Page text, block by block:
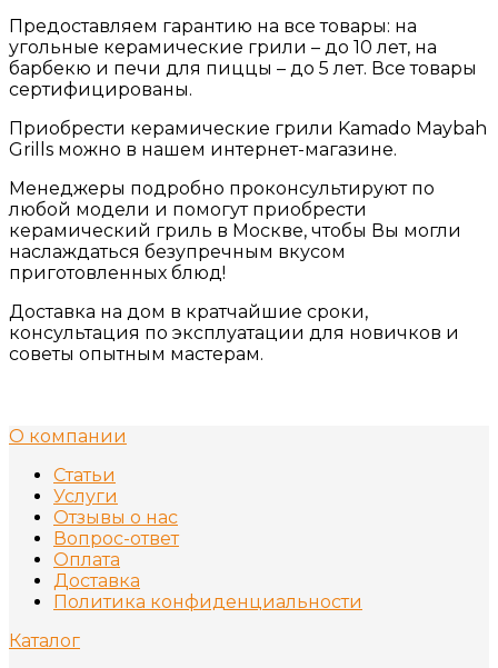
Предоставляем гарантию на все товары: на
угольные керамические грили – до 10 лет, на
барбекю и печи для пиццы – до 5 лет. Все товары
сертифицированы.
Приобрести керамические грили Kamado Maybah
Grills можно в нашем интернет-магазине.
Менеджеры подробно проконсультируют по
любой модели и помогут приобрести
керамический гриль в Москве, чтобы Вы могли
наслаждаться безупречным вкусом
приготовленных блюд!
Доставка на дом в кратчайшие сроки,
консультация по эксплуатации для новичков и
советы опытным мастерам.
О компании
Статьи
Услуги
Отзывы о нас
Вопрос-ответ
Оплата
Доставка
Политика конфиденциальности
Каталог